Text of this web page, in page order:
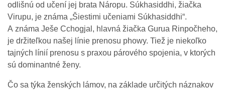
odlišnú od učení jej brata Náropu. Súkhasiddhi, žiačka
Virupu, je známa „Šiestimi učeniami Súkhasiddhi“.
A známa Ješe Cchogjal, hlavná žiačka Gurua Rinpočheho,
je držiteľkou našej línie prenosu phowy. Tiež je niekoľko
tajných línií prenosu s praxou párového spojenia, v ktorých
sú dominantné ženy.
Čo sa týka ženských lámov, na základe určitých náznakov